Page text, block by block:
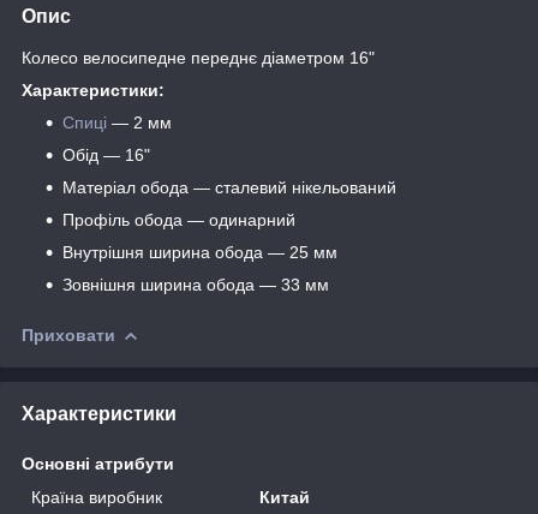
Опис
Колесо велосипедне переднє діаметром 16"
Характеристики:
Спиці — 2 мм
Обід — 16"
Матеріал обода — сталевий нікельований
Профіль обода — одинарний
Внутрішня ширина обода — 25 мм
Зовнішня ширина обода — 33 мм
Приховати
Характеристики
Основні атрибути
Країна виробник
Китай